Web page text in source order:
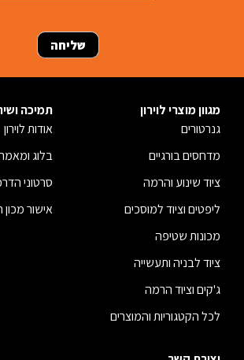
מגוון מוצרי לוירון
גנרטורים
מדחסים בורגיים
ציוד שינוע והרמה
ליפטים וציוד למוסכים
מכונות שטיפה
ציוד לבניה ותעשייה
ג'קים וציוד הרמה
לכל הקטגוריות והמוצרים
תמיכה
אודות לוירון
בלוג
סרטוני
אישור